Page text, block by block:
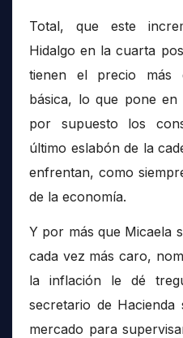
Total, que este
Hidalgo en la cuarta
tienen el precio más
básica, lo que pone
por supuesto los
último eslabón de la
enfrentan, como
de la economía.
Y por más que Micaela
cada vez más caro,
la inflación le dé
secretario de
mercado para